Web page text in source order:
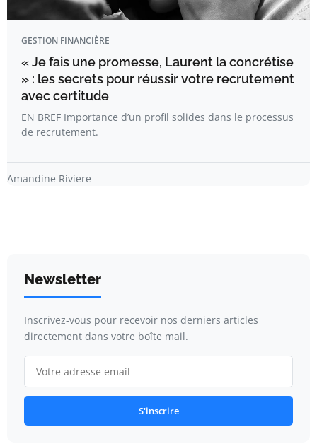
GESTION FINANCIÈRE
« Je fais une promesse, Laurent la concrétise
» : les secrets pour réussir votre recrutement
avec certitude
EN BREF Importance d’un profil solides dans le processus
de recrutement.
Amandine Riviere
Newsletter
Inscrivez-vous pour recevoir nos derniers articles
directement dans votre boîte mail.
S'inscrire